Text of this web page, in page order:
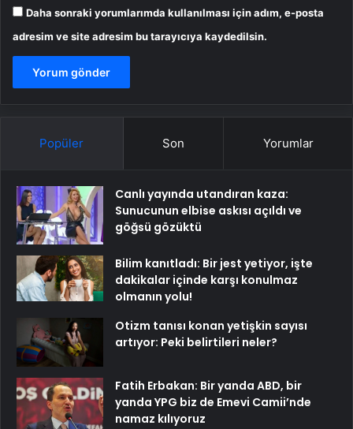
Daha sonraki yorumlarımda kullanılması için adım, e-posta
adresim ve site adresim bu tarayıcıya kaydedilsin.
Popüler Son Yorumlar
Canlı yayında utandıran kaza:
Sunucunun elbise askısı açıldı ve
göğsü gözüktü
Bilim kanıtladı: Bir jest yetiyor, işte
dakikalar içinde karşı konulmaz
olmanın yolu!
Otizm tanısı konan yetişkin sayısı
artıyor: Peki belirtileri neler?
Fatih Erbakan: Bir yanda ABD, bir
yanda YPG biz de Emevi Camii’nde
namaz kılıyoruz